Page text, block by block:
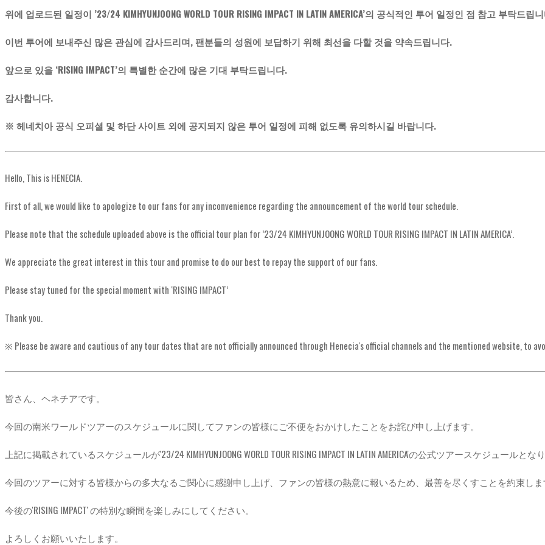
위에 업로드된 일정이 ’23/24 KIMHYUNJOONG WORLD TOUR RISING IMPACT IN LATIN AMERICA’의 공식적인 투어 일정인 점 참고 부탁드립
이번 투어에 보내주신 많은 관심에 감사드리며, 팬분들의 성원에 보답하기 위해 최선을 다할 것을 약속드립니다.
앞으로 있을 ‘RISING IMPACT’의 특별한 순간에 많은 기대 부탁드립니다.
감사합니다.
※ 헤네치아 공식 오피셜 및 하단 사이트 외에 공지되지 않은 투어 일정에 피해 없도록 유의하시길 바랍니다.
Hello, This is HENECIA.
First of all, we would like to apologize to our fans for any inconvenience regarding the announcement of the world tour schedule.
Please note that the schedule uploaded above is the official tour plan for ’23/24 KIMHYUNJOONG WORLD TOUR RISING IMPACT IN LATIN AMERICA’.
We appreciate the great interest in this tour and promise to do our best to repay the support of our fans.
Please stay tuned for the special moment with ‘RISING IMPACT’
Thank you.
※ Please be aware and cautious of any tour dates that are not officially announced through Henecia's official channels and the mentioned website, to
皆さん、ヘネチアです。
今回の南米ワールドツアーのスケジュールに関してファンの皆様にご不便をおかけしたことをお詫び申し上げます。
上記に掲載されているスケジュールが'23/24 KIMHYUNJOONG WORLD TOUR RISING IMPACT IN LATIN AMERICA'の公式ツアースケジュールとな
今回のツアーに対する皆様からの多大なるご関心に感謝申し上げ、ファンの皆様の熱意に報いるため、最善を尽くすことを約束し
今後の'RISING IMPACT' の特別な瞬間を楽しみにしてください。
よろしくお願いいたします。